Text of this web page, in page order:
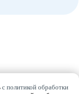
с политикой обработки